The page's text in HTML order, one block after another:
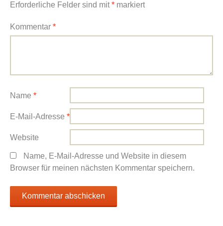
Erforderliche Felder sind mit* markiert
Kommentar *
Name *
E-Mail-Adresse *
Website
Name, E-Mail-Adresse und Website in diesem
Browser für meinen nächsten Kommentar speichern.